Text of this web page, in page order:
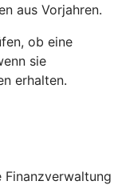
aus Vorjahren.
ob eine
sie
erhalten.